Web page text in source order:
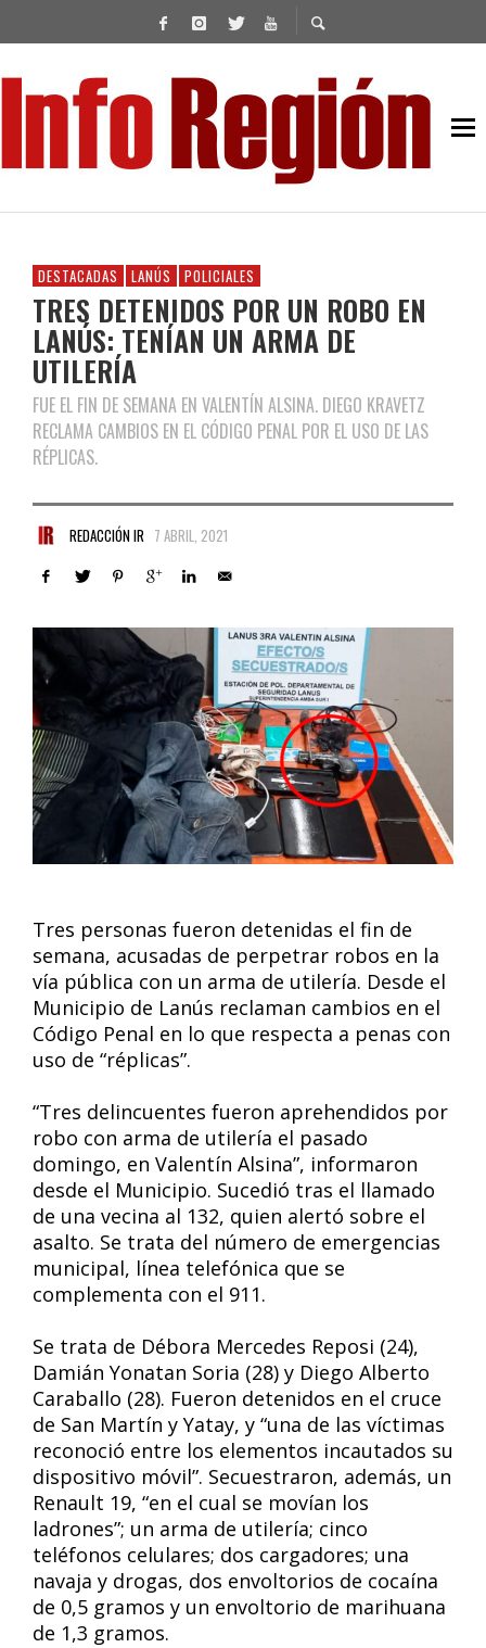
DESTACADAS LANÚS POLICIALES
TRES DETENIDOS POR UN ROBO EN
LANÚS: TENÍAN UN ARMA DE
UTILERÍA
FUE EL FIN DE SEMANA EN VALENTÍN ALSINA. DIEGO KRAVETZ
RECLAMA CAMBIOS EN EL CÓDIGO PENAL POR EL USO DE LAS
RÉPLICAS.
REDACCIÓN IR 7 ABRIL, 2021
Tres personas fueron detenidas el fin de
semana, acusadas de perpetrar robos en la
vía pública con un arma de utilería. Desde el
Municipio de Lanús reclaman cambios en el
Código Penal en lo que respecta a penas con
uso de “réplicas”.
“Tres delincuentes fueron aprehendidos por
robo con arma de utilería el pasado
domingo, en Valentín Alsina”, informaron
desde el Municipio. Sucedió tras el llamado
de una vecina al 132, quien alertó sobre el
asalto. Se trata del número de emergencias
municipal, línea telefónica que se
complementa con el 911.
Se trata de Débora Mercedes Reposi (24),
Damián Yonatan Soria (28) y Diego Alberto
Caraballo (28). Fueron detenidos en el cruce
de San Martín y Yatay, y “una de las víctimas
reconoció entre los elementos incautados su
dispositivo móvil”. Secuestraron, además, un
Renault 19, “en el cual se movían los
ladrones”; un arma de utilería; cinco
teléfonos celulares; dos cargadores; una
navaja y drogas, dos envoltorios de cocaína
de 0,5 gramos y un envoltorio de marihuana
de 1,3 gramos.